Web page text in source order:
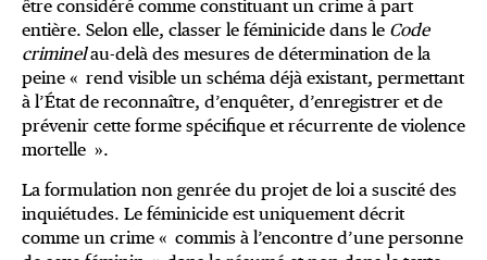
être considéré comme constituant un crime à part
entière. Selon elle, classer le féminicide dans le Code
criminelau-delà des mesures de détermination de la
peine « rend visible un schéma déjà existant, permettant
à l’État de reconnaître, d’enquêter, d’enregistrer et de
prévenir cette forme spécifique et récurrente de violence
mortelle ».
La formulation non genrée du projet de loi a suscité des
inquiétudes. Le féminicide est uniquement décrit
comme un crime « commis à l’encontre d’une personne